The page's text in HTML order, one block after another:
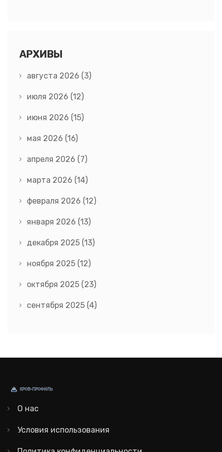
АРХИВЫ
августа 2026 (3)
июля 2026 (12)
июня 2026 (15)
мая 2026 (16)
апреля 2026 (7)
марта 2026 (14)
февраля 2026 (12)
января 2026 (13)
декабря 2025 (13)
ноября 2025 (12)
октября 2025 (23)
сентября 2025 (4)
О нас
Условия использования